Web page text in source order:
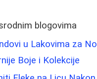
blogovima
u Lakovima za
Boje i Kolekcije